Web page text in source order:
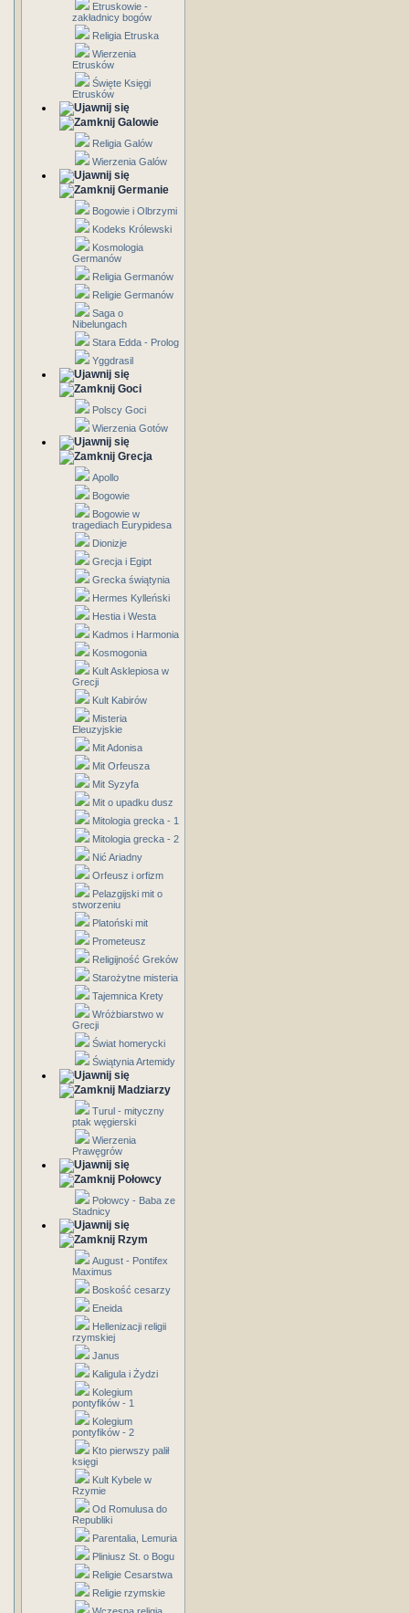
Etruskowie -
zakładnicy bogów
Religia Etruska
Wierzenia
Etrusków
Święte Księgi
Etrusków
Galowie
Religia Galów
Wierzenia Galów
Germanie
Bogowie i Olbrzymi
Kodeks Królewski
Kosmologia
Germanów
Religia Germanów
Religie Germanów
Saga o
Nibelungach
Stara Edda - Prolog
Yggdrasil
Goci
Polscy Goci
Wierzenia Gotów
Grecja
Apollo
Bogowie
Bogowie w
tragediach Eurypidesa
Dionizje
Grecja i Egipt
Grecka świątynia
Hermes Kylleński
Hestia i Westa
Kadmos i Harmonia
Kosmogonia
Kult Asklepiosa w
Grecji
Kult Kabirów
Misteria
Eleuzyjskie
Mit Adonisa
Mit Orfeusza
Mit Syzyfa
Mit o upadku dusz
Mitologia grecka - 1
Mitologia grecka - 2
Nić Ariadny
Orfeusz i orfizm
Pelazgijski mit o
stworzeniu
Platoński mit
Prometeusz
Religijność Greków
Starożytne misteria
Tajemnica Krety
Wróżbiarstwo w
Grecji
Świat homerycki
Świątynia Artemidy
Madziarzy
Turul - mityczny
ptak węgierski
Wierzenia
Prawęgrów
Połowcy
Połowcy - Baba ze
Stadnicy
Rzym
August - Pontifex
Maximus
Boskość cesarzy
Eneida
Hellenizacji religii
rzymskiej
Janus
Kaligula i Żydzi
Kolegium
pontyfików - 1
Kolegium
pontyfików - 2
Kto pierwszy palił
księgi
Kult Kybele w
Rzymie
Od Romulusa do
Republiki
Parentalia, Lemuria
Pliniusz St. o Bogu
Religie Cesarstwa
Religie rzymskie